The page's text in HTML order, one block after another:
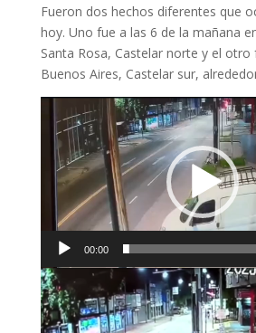
Fueron dos hechos diferentes que
hoy. Uno fue a las 6 de la mañana
Santa Rosa, Castelar norte y el otro
Buenos Aires, Castelar sur,
Reproductor
vídeo
00:00